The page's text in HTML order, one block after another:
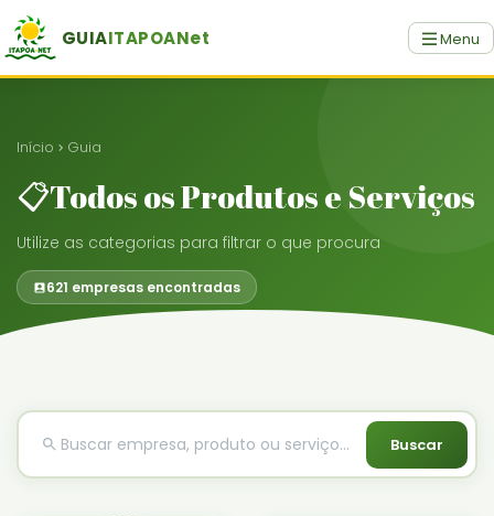
GUIAITAPOANet Menu
Início Guia
📋Todos os Produtos e Serviços
Utilize as categorias para filtrar o que procura
621 empresas encontradas
Buscar